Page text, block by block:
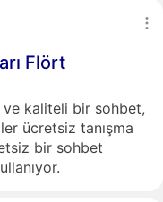
Flört
ve kaliteli bir sohbet,
ücretsiz tanışma
bir sohbet